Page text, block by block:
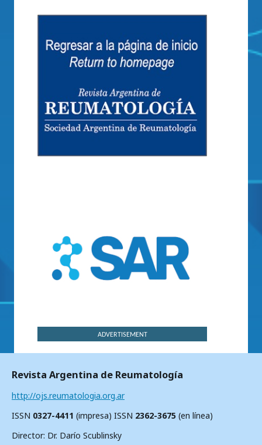
ADVERTISEMENT
Revista Argentina de Reumatología
http://ojs.reumatologia.org.ar
ISSN 0327-4411 (impresa) ISSN 2362-3675 (en línea)
Director: Dr. Darío Scublinsky